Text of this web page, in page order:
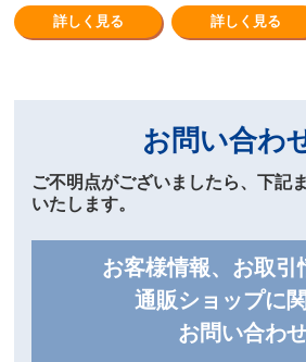
詳しく見る 詳しく見る
お問い合わ
ご不明点がございましたら、下記
いたします。
お客様情報、お取引
通販ショップに
お問い合わ